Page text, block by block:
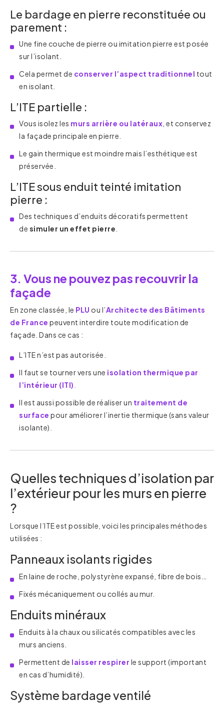
Le bardage en pierre reconstituée ou
parement :
Une fine couche de pierre ou imitation pierre est posée
sur l’isolant.
Cela permet de conserver l’aspect traditionnel tout
en isolant.
L’ITE partielle :
Vous isolez les murs arrière ou latéraux , et conservez
la façade principale en pierre.
Le gain thermique est moindre mais l’esthétique est
préservée.
L’ITE sous enduit teinté imitation
pierre :
Des techniques d’enduits décoratifs permettent
de simuler un effet pierre
3. Vous ne pouvez pas recouvrir la
façade
En zone classée, le PLU ou l’Architecte des Bâtiments
de France peuvent interdire toute modification de
façade. Dans ce cas :
L’ITE n’est pas autorisée.
Il faut se tourner vers une isolation thermique par
l’intérieur (ITI)
Il est aussi possible de réaliser un traitement de
surface pour améliorer l’inertie thermique (sans valeur
isolante).
Quelles techniques d’isolation par
l’extérieur pour les murs en pierre
?
Lorsque l’ITE est possible, voici les principales méthodes
utilisées :
Panneaux isolants rigides
En laine de roche, polystyrène expansé, fibre de bois…
Fixés mécaniquement ou collés au mur.
Enduits minéraux
Enduits à la chaux ou silicatés compatibles avec les
murs anciens.
Permettent de laisser respirer le support (important
en cas d’humidité).
Système bardage ventilé